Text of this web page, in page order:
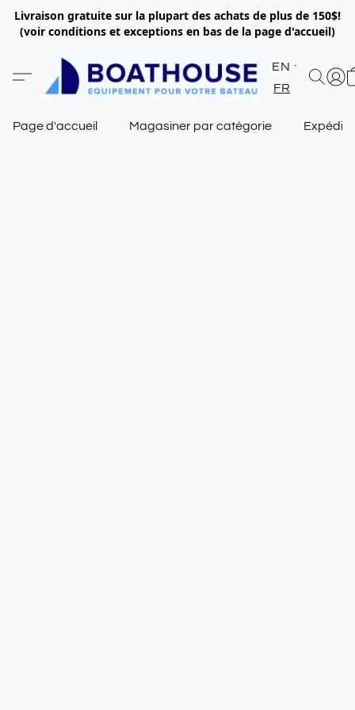
Livraison gratuite sur la plupart des achats de plus de 150$!
(voir conditions et exceptions en bas de la page d'accueil)
EN
FR
Page d'accueil Magasiner par catégorie